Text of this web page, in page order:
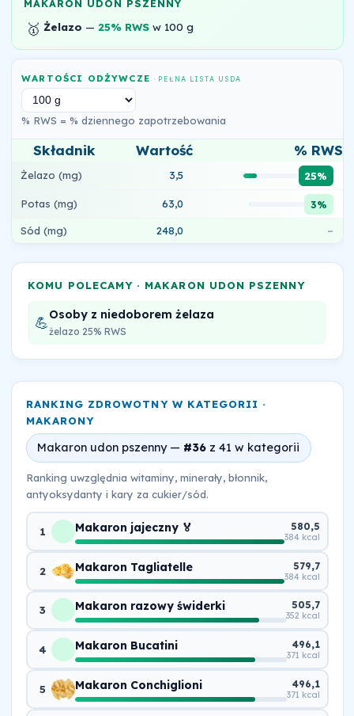
MAKARON UDON PSZENNY
🥇 Żelazo — 25% RWSw 100 g
WARTOŚCI ODŻYWCZE· PEŁNA LISTA USDA
% RWS = % dziennego zapotrzebowania
Składnik Wartość % RWS
Żelazo (mg) 3,5 25%
Potas (mg) 63,0 3%
Sód (mg) 248,0 –
KOMU POLECAMY · MAKARON UDON PSZENNY
💪Osoby z niedoborem żelaza
żelazo 25% RWS
RANKING ZDROWOTNY W KATEGORII ·
MAKARONY
Makaron udon pszenny — #36 z 41 w kategorii
Ranking uwzględnia witaminy, minerały, błonnik,
antyoksydanty i kary za cukier/sód.
1 Makaron jajeczny 🏅 580,5
384 kcal
2 Makaron Tagliatelle 579,7
384 kcal
3 Makaron razowy świderki 505,7
352 kcal
4 Makaron Bucatini 496,1
371 kcal
5 Makaron Conchiglioni 496,1
371 kcal